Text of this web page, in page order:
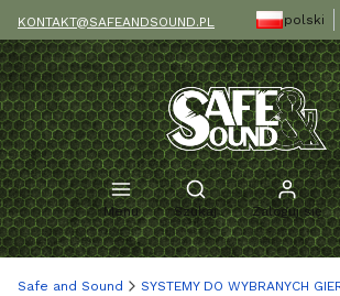
KONTAKT@SAFEANDSOUND.PL polski
Menu
Otwórz
Szukaj Zaloguj się
Safe and Sound SYSTEMY DO WYBRANYCH